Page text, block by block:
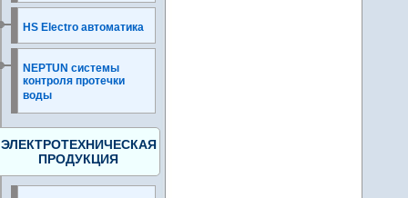
HS Electro автоматика
NEPTUN системы
контроля протечки
воды
ЭЛЕКТРОТЕХНИЧЕСКАЯ
ПРОДУКЦИЯ